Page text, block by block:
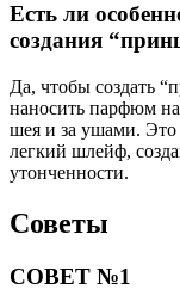
Есть ли
создания
Да, чтобы создать
наносить парфюм на
шея и за ушами. Это
легкий шлейф,
утонченности.
Советы
СОВЕТ №1